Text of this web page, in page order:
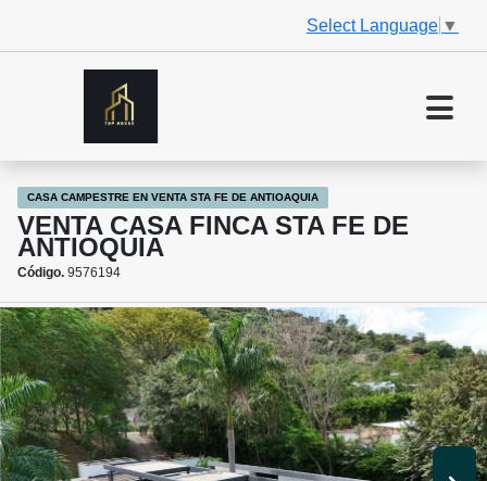
Select Language ▼
CASA CAMPESTRE EN VENTA STA FE DE ANTIOAQUIA
VENTA CASA FINCA STA FE DE
ANTIOQUIA
Código. 9576194